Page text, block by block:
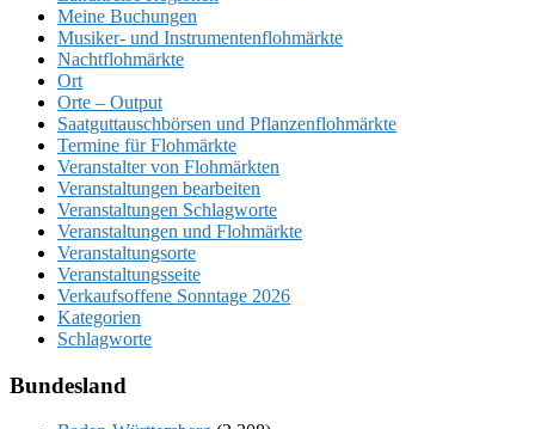
Meine Buchungen
Musiker- und Instrumentenflohmärkte
Nachtflohmärkte
Ort
Orte – Output
Saatguttauschbörsen und Pflanzenflohmärkte
Termine für Flohmärkte
Veranstalter von Flohmärkten
Veranstaltungen bearbeiten
Veranstaltungen Schlagworte
Veranstaltungen und Flohmärkte
Veranstaltungsorte
Veranstaltungsseite
Verkaufsoffene Sonntage 2026
Kategorien
Schlagworte
Bundesland